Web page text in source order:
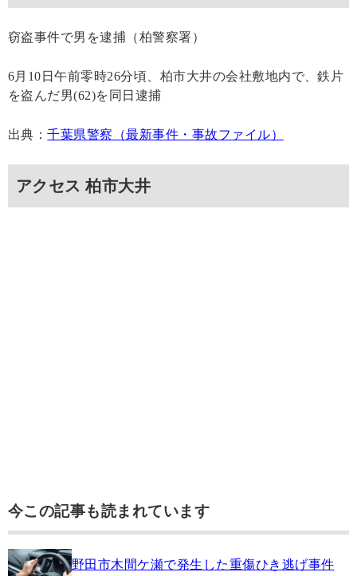
窃盗事件で男を逮捕（柏警察署）
6月10日午前零時26分頃、柏市大井の会社敷地内で、鉄片
を盗んだ男(62)を同日逮捕
出典：千葉県警察（最新事件・事故ファイル）
アクセス 柏市大井
今この記事も読まれています
野田市木間ケ瀬で発生した重傷ひき逃げ事件